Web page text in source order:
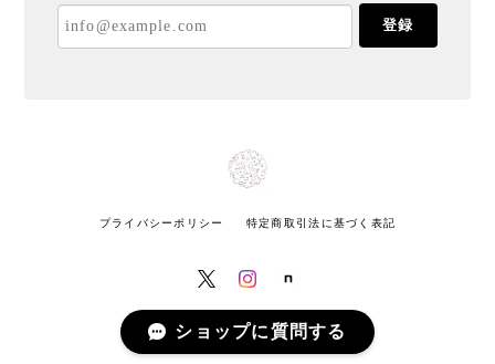
登録
プライバシーポリシー 特定商取引法に基づく表記
© にこべるの雑貨屋さん All rights reserved.
ショップに質問する